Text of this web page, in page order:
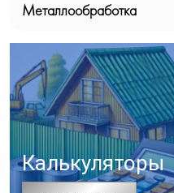
Металлообработка
Калькуляторы